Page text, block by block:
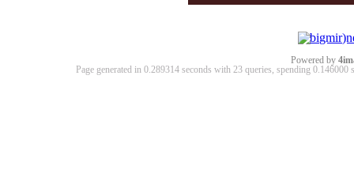
Powered by
Page generated in 0.289314 seconds with 23 queries, spending